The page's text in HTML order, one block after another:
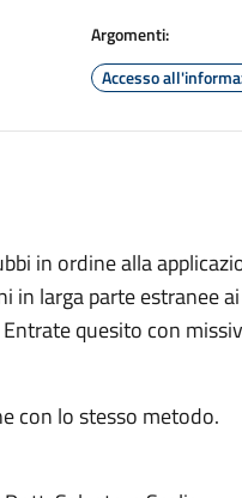
Argomenti:
Accesso
in ordine alla
in larga parte estranee
quesito con
con lo stesso metodo.